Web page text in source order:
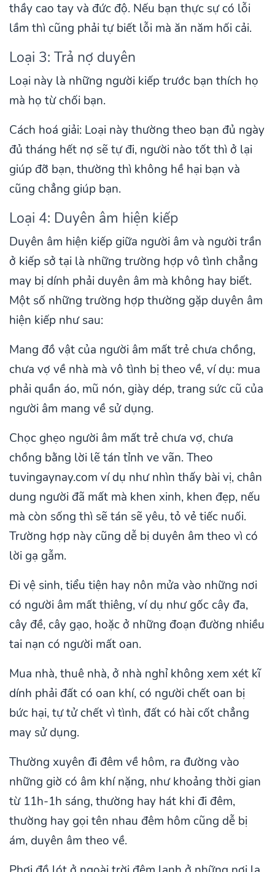
thầy cao tay và đức độ. Nếu bạn thực sự có lỗi
lầm thì cũng phải tự biết lỗi mà ăn năm hối cải.
Loại 3: Trả nợ duyên
Loại này là những người kiếp trước bạn thích họ
mà họ từ chối bạn.
Cách hoá giải: Loại này thường theo bạn đủ ngày
đủ tháng hết nợ sẽ tự đi, người nào tốt thì ở lại
giúp đỡ bạn, thường thì không hề hại bạn và
cũng chẳng giúp bạn.
Loại 4: Duyên âm hiện kiếp
Duyên âm hiện kiếp giữa người âm và người trần
ở kiếp sở tại là những trường hợp vô tình chẳng
may bị dính phải duyên âm mà không hay biết.
Một số những trường hợp thường gặp duyên âm
hiện kiếp như sau:
Mang đồ vật của người âm mất trẻ chưa chồng,
chưa vợ về nhà mà vô tình bị theo về, ví dụ: mua
phải quần áo, mũ nón, giày dép, trang sức cũ của
người âm mang về sử dụng.
Chọc ghẹo người âm mất trẻ chưa vợ, chưa
chồng bằng lời lẽ tán tỉnh ve vãn. Theo
tuvingaynay.com ví dụ như nhìn thấy bài vị, chân
dung người đã mất mà khen xinh, khen đẹp, nếu
mà còn sống thì sẽ tán sẽ yêu, tỏ vẻ tiếc nuối.
Trường hợp này cũng dễ bị duyên âm theo vì có
lời gạ gẫm.
Đi vệ sinh, tiểu tiện hay nôn mửa vào những nơi
có người âm mất thiêng, ví dụ như gốc cây đa,
cây đề, cây gạo, hoặc ở những đoạn đường nhiều
tai nạn có người mất oan.
Mua nhà, thuê nhà, ở nhà nghỉ không xem xét kĩ
dính phải đất có oan khí, có người chết oan bị
bức hại, tự tử chết vì tình, đất có hài cốt chẳng
may sử dụng.
Thường xuyên đi đêm về hôm, ra đường vào
những giờ có âm khí nặng, như khoảng thời gian
từ 11h-1h sáng, thường hay hát khi đi đêm,
thường hay gọi tên nhau đêm hôm cũng dễ bị
ám, duyên âm theo về.